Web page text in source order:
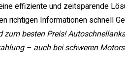
effiziente und zeitsparende
richtigen Informationen schnell
besten Preis!
– auch bei schweren